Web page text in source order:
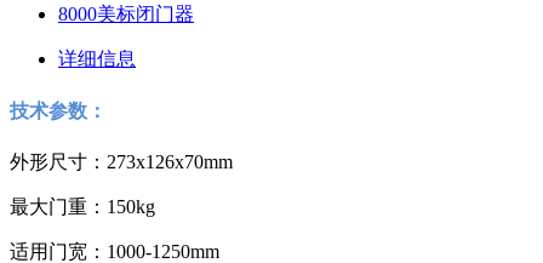
8000美标闭门器
详细信息
技术参数：
外形尺寸：273x126x70mm
最大门重：150kg
适用门宽：1000-1250mm